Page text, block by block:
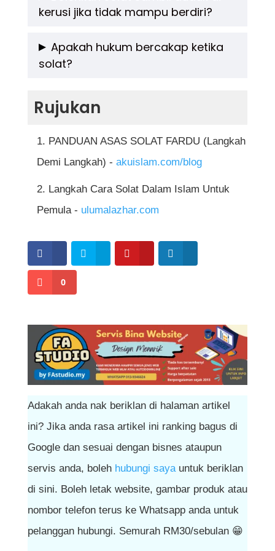
untuk membaca surah atau beberapa ayat al-
pertama setiap solat fardu.
kerusi jika tidak mampu berdiri?
Boleh, bagi yang uzur atau tidak mampu
berdiri, solat boleh dilakukan sambil duduk di
asalkan rukun solat tetap dipenuhi.
Apakah hukum bercakap ketika
solat?
solat membatalkan solat. Namun, jika terlupa
atau tidak sengaja, ia tidak membatalkan
tetapi disunatkan sujud sahwi.
Rujukan
PANDUAN ASAS SOLAT FARDU (Langkah
Demi Langkah) - akuislam.com/blog
Langkah Cara Solat Dalam Islam Untuk
Pemula - ulumalazhar.com
0
Adakah anda nak beriklan di halaman artikel
ini? Jika anda rasa artikel ini ranking bagus di
Google dan sesuai dengan bisnes ataupun
servis anda, boleh hubungi sayauntuk beriklan
di sini. Boleh letak website, gambar produk atau
nombor telefon terus ke Whatsapp anda untuk
pelanggan hubungi. Semurah RM30/sebulan 😁